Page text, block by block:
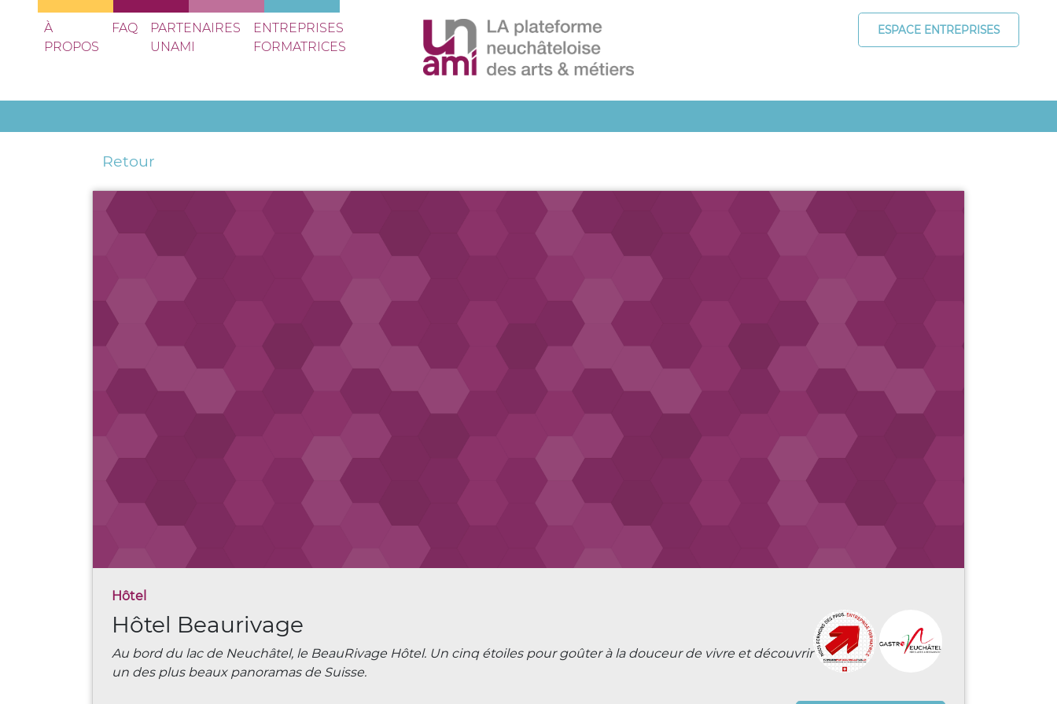
À
PROPOS
FAQ
PARTENAIRES
UNAMI
ENTREPRISES
FORMATRICES
ESPACE ENTREPRISES
Retour
Hôtel
Hôtel Beaurivage
Au bord du lac de Neuchâtel, le BeauRivage Hôtel. Un cinq étoiles pour goûter à la douceur de vivre et découvrir
un des plus beaux panoramas de Suisse.